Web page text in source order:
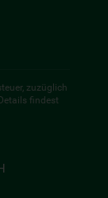
zuzüglich
findest